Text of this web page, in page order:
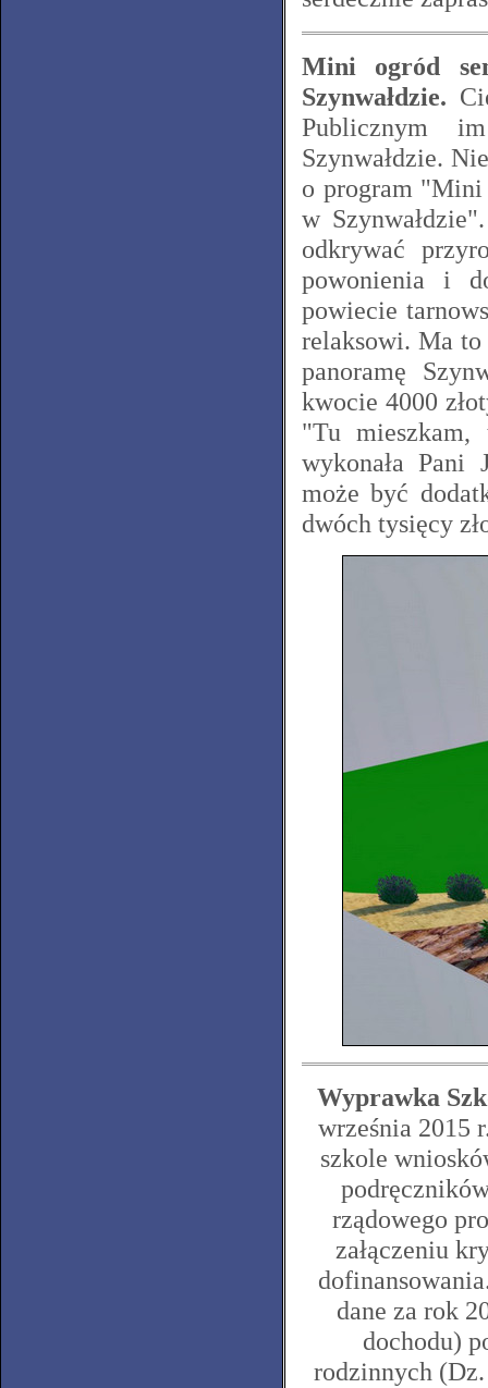
Mini ogród
Szynwałdzie.
Publicznym
Szynwałdzie.
o program "Mini
w
odkrywać
powonienia i
powiecie
relaksowi. Ma
panoramę
kwocie 4000
"Tu mieszkam,
wykonała Pani
może być
dwóch tysięcy
Wyprawka
września 2015
szkole
rządowego
załączeniu
dane za rok
dochodu)
rodzinnych